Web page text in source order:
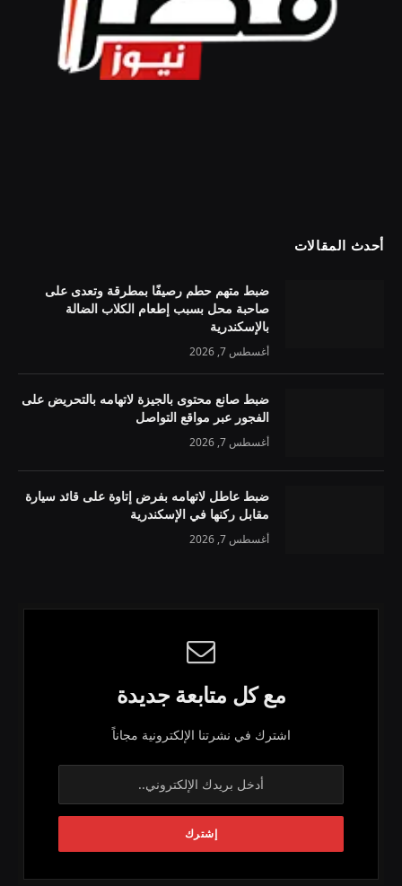
أحدث المقالات
ضبط متهم حطم رصيفًا بمطرقة وتعدى على
صاحبة محل بسبب إطعام الكلاب الضالة
بالإسكندرية
أغسطس 7, 2026
ضبط صانع محتوى بالجيزة لاتهامه بالتحريض على
الفجور عبر مواقع التواصل
أغسطس 7, 2026
ضبط عاطل لاتهامه بفرض إتاوة على قائد سيارة
مقابل ركنها في الإسكندرية
أغسطس 7, 2026
مع كل متابعة جديدة
اشترك في نشرتنا الإلكترونية مجاناً